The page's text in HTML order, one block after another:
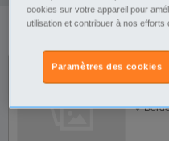
1 annonceGarde
cookies sur votre appareil pour
utilisation et contribuer à nos efforts
Paramètres des cookies